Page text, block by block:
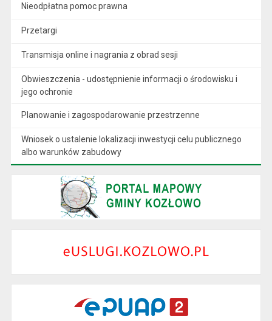
Nieodpłatna pomoc prawna
Przetargi
Transmisja online i nagrania z obrad sesji
Obwieszczenia - udostępnienie informacji o środowisku i
jego ochronie
Planowanie i zagospodarowanie przestrzenne
Wniosek o ustalenie lokalizacji inwestycji celu publicznego
albo warunków zabudowy